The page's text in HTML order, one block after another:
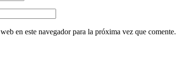
en este navegador para la próxima vez que comente.